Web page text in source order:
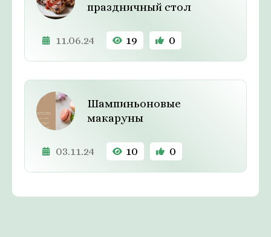
праздничный стол
11.06.24 19 0
Шампиньоновые
макаруны
03.11.24 10 0